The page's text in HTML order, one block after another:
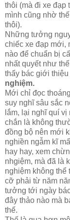
thôi (mà đi xe đạp
mình cũng nhờ
thôi).
Những tưởng
chiếc xe đạp mới,
nào để chuẩn bị
nhất quyết như
thấy bác giới thiệu
nghiệm.
Mới chỉ đọc
suy nghĩ sâu sắc
lắm, lại nghĩ quí
chắn là không
đồng bộ nên mới
nghiền ngẫm kĩ
hay hay, xem
nhgiệm, mà đã là
nghiệm không thể
cỡ phải từ năm
tưởng tới ngày
đây thảo nào mà
thế.